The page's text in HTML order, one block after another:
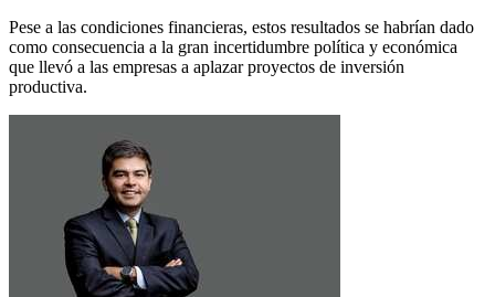
Pese a las condiciones financieras, estos resultados se habrían dado
como consecuencia a la gran incertidumbre política y económica
que llevó a las empresas a aplazar proyectos de inversión
productiva.